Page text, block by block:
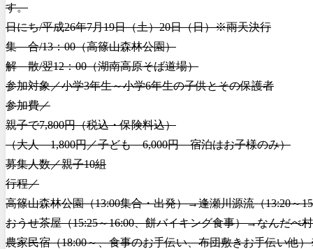
す。
日にち/平成26年7月19日（土）20日（日）※雨天決行
集 合/13：00（高篠山森林公園）
解 散/翌12：00（湖南高原そば道場）
参加対象／小学3年生～小学6年生の子供とその保護者
参加費／
親子で7,800円（税込・保険料込）
（大人 1,800円／子ども 6,000円 宿泊はお子様のみ）
募集人数／親子10組
行程／
高篠山森林公園（13:00集合・出発）→逢瀬川源流（13:20～
おうせ茶屋（15:25～16:00、餅バイキング食事）→なんだべ
農家民宿（18:00～、食事のお手伝い、布団敷きお手伝い他